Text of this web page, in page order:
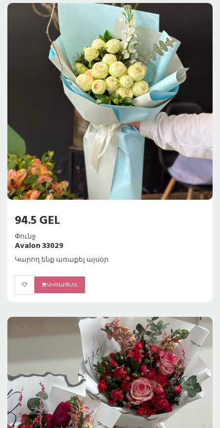
94.5 GEL
Փունջ
Avalon 33029
Կարող ենք առաքել այսօր
ԱՎԵԼԱՑՆԵԼ